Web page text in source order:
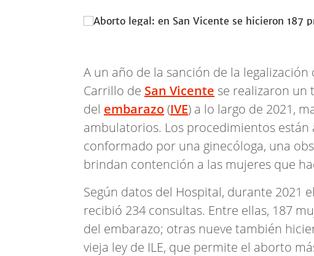
A un año de la sanción de la legalización
Carrillo de San Vicente se realizaron un
del embarazo(IVE) a lo largo de 2021,
ambulatorios. Los procedimientos
conformado por una ginecóloga, una
brindan contención a las mujeres que
Según datos del Hospital, durante 2021
recibió 234 consultas. Entre ellas, 187
del embarazo; otras nueve también
vieja ley de ILE, que permite el aborto